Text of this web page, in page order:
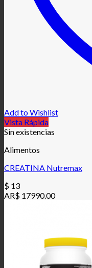
Add to Wishlist
Vista Rápida
Sin existencias
Alimentos
CREATINA Nutremax
$ 13
AR$ 17990.00